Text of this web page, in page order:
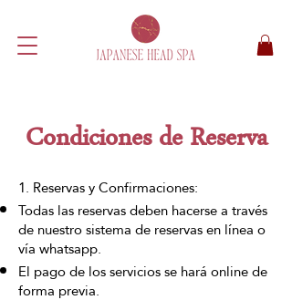
Condiciones de Reserva
1. Reservas y Confirmaciones:
Todas las reservas deben hacerse a través
de nuestro sistema de reservas en línea o
vía whatsapp.
El pago de los servicios se hará online de
forma previa.